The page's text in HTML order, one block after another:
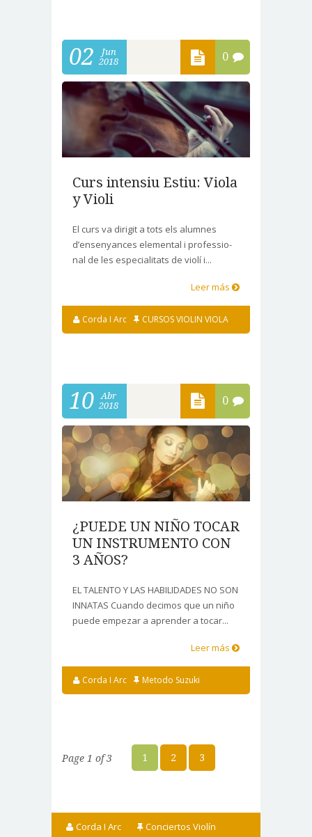
02
Jun
2018
0
Curs intensiu Estiu: Viola
y Violi
El curs va dirigit a tots els alumnes
d’ensenyances elemental i professio-
nal de les especialitats de violí i...
Leer más
Corda I Arc CURSOS VIOLIN VIOLA
10
Abr
2018
0
¿PUEDE UN NIÑO TOCAR
UN INSTRUMENTO CON
3 AÑOS?
EL TALENTO Y LAS HABILIDADES NO SON
INNATAS Cuando decimos que un niño
puede empezar a aprender a tocar...
Leer más
Corda I Arc Metodo Suzuki
Page 1 of 3 1 2 3
Corda I Arc Conciertos Violín